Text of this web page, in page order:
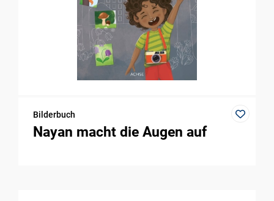
Bilderbuch
Nayan macht die Augen auf